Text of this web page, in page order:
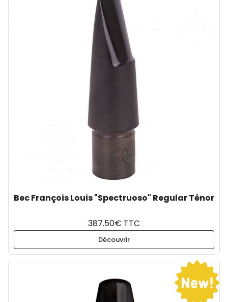
Bec François Louis "Spectruoso" Regular Ténor
387.50€ TTC
Découvrir